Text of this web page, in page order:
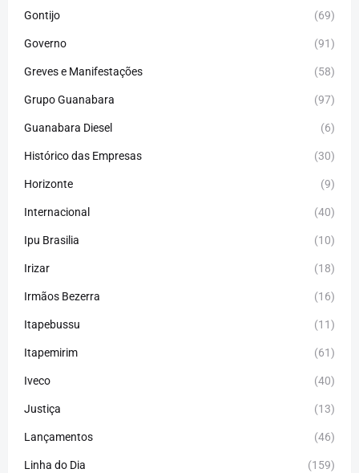
Gontijo (69)
Governo (91)
Greves e Manifestações (58)
Grupo Guanabara (97)
Guanabara Diesel (6)
Histórico das Empresas (30)
Horizonte (9)
Internacional (40)
Ipu Brasilia (10)
Irizar (18)
Irmãos Bezerra (16)
Itapebussu (11)
Itapemirim (61)
Iveco (40)
Justiça (13)
Lançamentos (46)
Linha do Dia (159)